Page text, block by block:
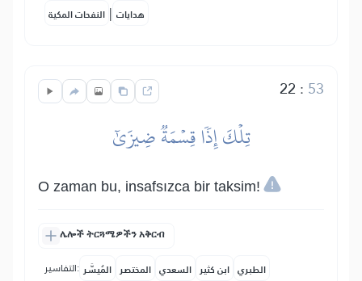
النفحات المكية | هدايات
22 : 53
تِلۡكَ إِذٗا قِسۡمَةٞ ضِيزَىٰٓ
O zaman bu, insafsızca bir taksim!
ሌሎች ትርጓሜዎችን አቅርብ
التفاسير: المُيسَّر المختصر السعدي ابن كثير الطبري